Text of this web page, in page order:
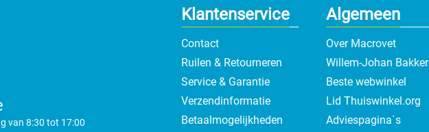
Klantenservice
Contact
Ruilen & Retourneren
Service & Garantie
Verzendinformatie
Betaalmogelijkheden
Algemeen
Over Macrovet
Willem-Johan Bakker
Beste webwinkel
Lid Thuiswinkel.org
Adviespagina`s
van 8:30 tot 17:00